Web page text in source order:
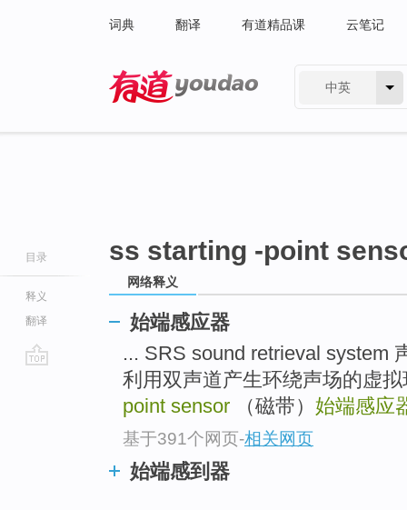
词典 翻译 有道精品课 云笔记
中英
目录
释义
翻译
ss starting -point
网络释义
始端感应器
... SRS sound retrieval system
利用双声道产生环绕声场的虚
point sensor （磁带） 始端感应
基于391个网页-相关网页
始端感到器